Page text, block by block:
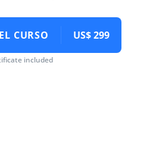
CURSO US$ 299
included